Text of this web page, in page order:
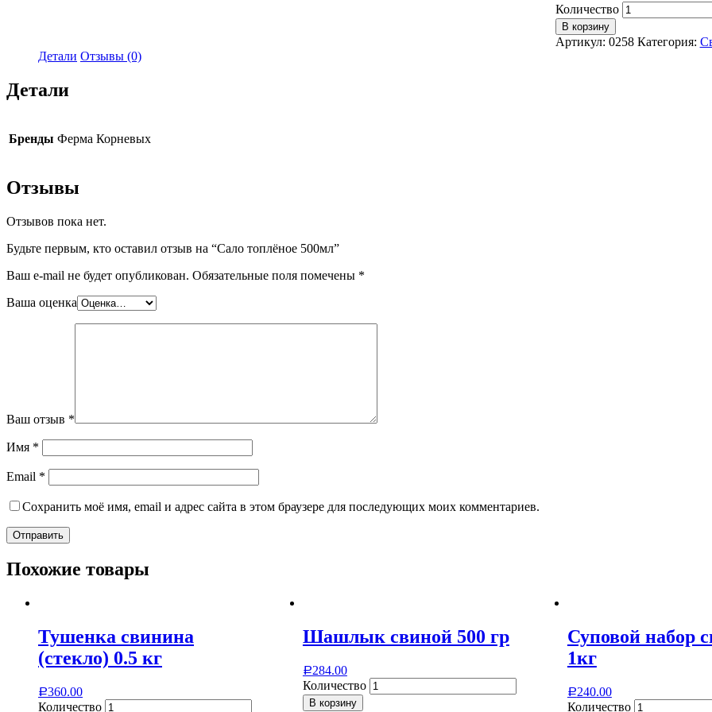
Количество
В корзину
Артикул: 0258 Категория:
Детали Отзывы (0)
Детали
Бренды Ферма Корневых
Отзывы
Отзывов пока нет.
Будьте первым, кто оставил отзыв на “Сало топлёное 500мл”
Ваш e-mail не будет опубликован. Обязательные поля помечены *
Ваша оценка
Ваш отзыв *
Имя *
Email *
Сохранить моё имя, email и адрес сайта в этом браузере для последующих моих комментариев.
Похожие товары
Тушенка свинина
(стекло) 0.5 кг
Р360.00
Количество
Шашлык свиной 500 гр
Р284.00
Количество
В корзину
Суповой набор
1кг
Р240.00
Количество